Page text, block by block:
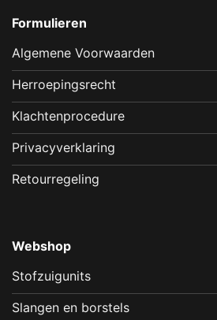
Formulieren
Algemene Voorwaarden
Herroepingsrecht
Klachtenprocedure
Privacyverklaring
Retourregeling
Webshop
Stofzuigunits
Slangen en borstels